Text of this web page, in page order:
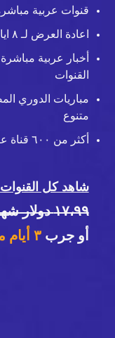
قنوات عربية
اعادة العرض لـ ٨ ايام لتشاهد كل ما فاتك
أخبار عربية
القنوات
مباريات الدوري
متنوع
أكثر من ٦٠٠ قناة عربية وأمريكية مجانية
شاهد كل القنوات
١٧،٩٩ دولار شهرياً
أو جرب٣ أيام